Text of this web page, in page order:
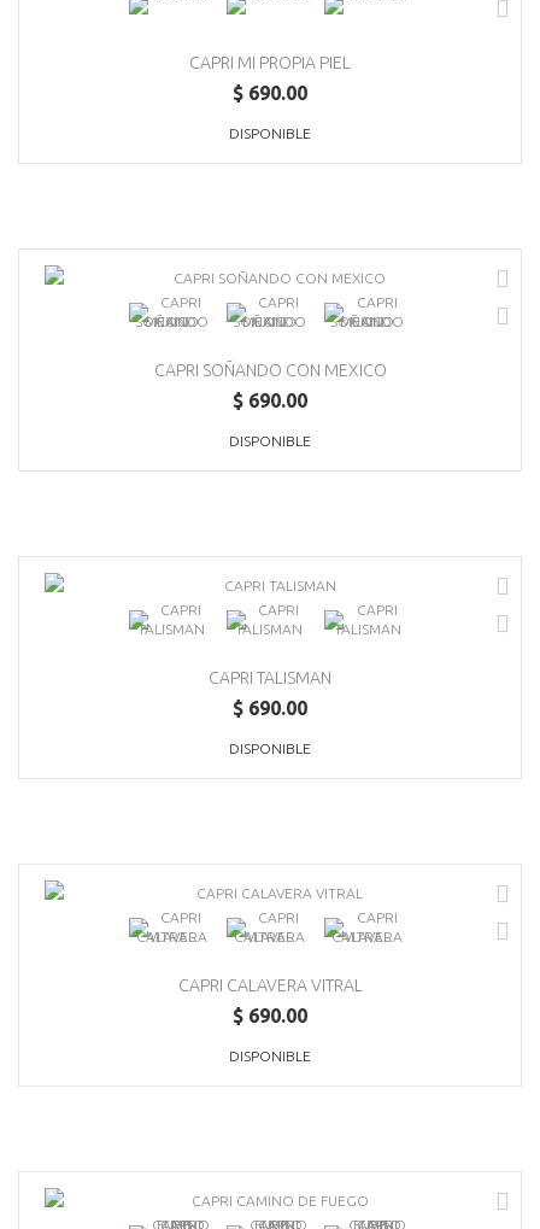
CAPRI MI PROPIA PIEL
$ 690.00
DISPONIBLE
CAPRI SOÑANDO CON MEXICO
$ 690.00
DISPONIBLE
CAPRI TALISMAN
$ 690.00
DISPONIBLE
CAPRI CALAVERA VITRAL
$ 690.00
DISPONIBLE